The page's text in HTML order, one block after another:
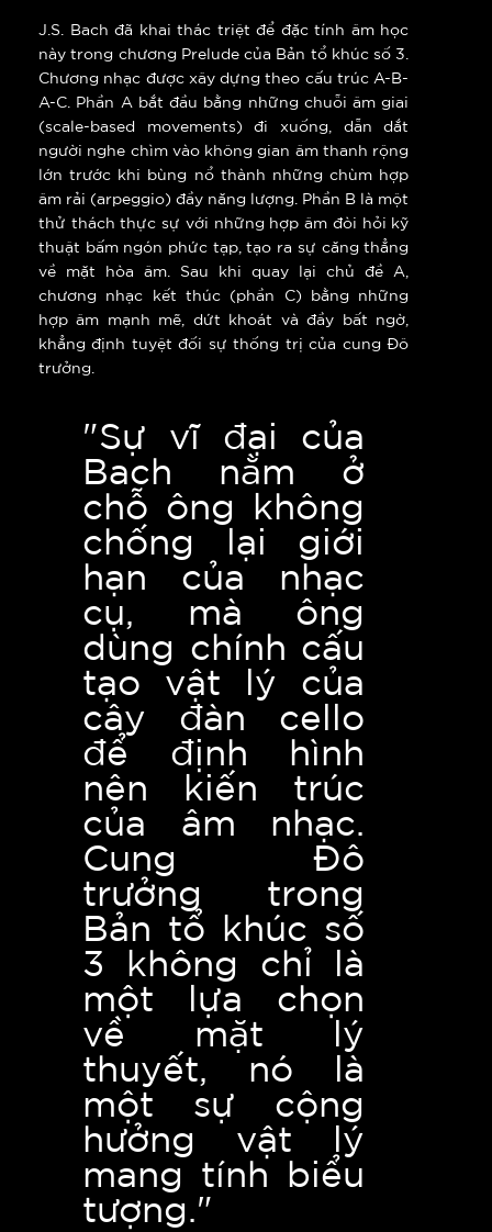
J.S. Bach đã khai thác triệt để đặc tính âm học
này trong chương Prelude của Bản tổ khúc số 3.
Chương nhạc được xây dựng theo cấu trúc A-B-
A-C. Phần A bắt đầu bằng những chuỗi âm giai
(scale-based movements) đi xuống, dẫn dắt
người nghe chìm vào không gian âm thanh rộng
lớn trước khi bùng nổ thành những chùm hợp
âm rải (arpeggio) đầy năng lượng. Phần B là một
thử thách thực sự với những hợp âm đòi hỏi kỹ
thuật bấm ngón phức tạp, tạo ra sự căng thẳng
về mặt hòa âm. Sau khi quay lại chủ đề A,
chương nhạc kết thúc (phần C) bằng những
hợp âm mạnh mẽ, dứt khoát và đầy bất ngờ,
khẳng định tuyệt đối sự thống trị của cung Đô
trưởng.
"Sự vĩ đại của
Bach nằm ở
chỗ ông không
chống lại giới
hạn của nhạc
cụ, mà ông
dùng chính cấu
tạo vật lý của
cây đàn cello
để định hình
nên kiến trúc
của âm nhạc.
Cung Đô
trưởng trong
Bản tổ khúc số
3 không chỉ là
một lựa chọn
về mặt lý
thuyết, nó là
một sự cộng
hưởng vật lý
mang tính biểu
tượng."